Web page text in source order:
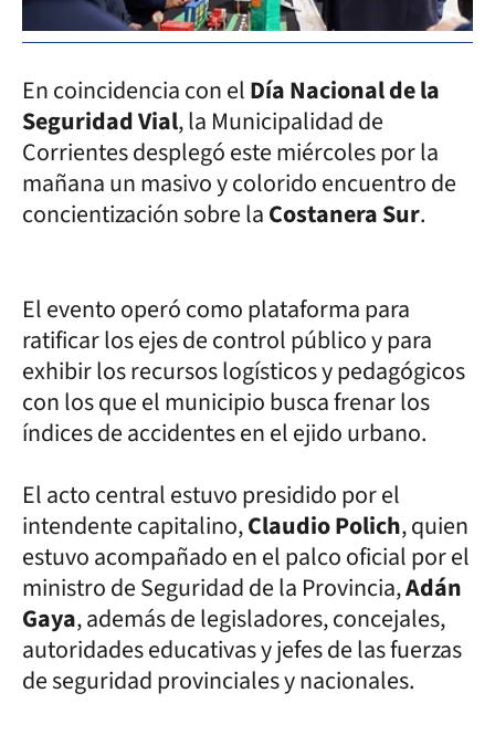
En coincidencia con elDía Nacional de la
Seguridad Vial, la Municipalidad de
Corrientes desplegó este miércoles por la
mañana un masivo y colorido encuentro de
concientización sobre laCostanera Sur.
El evento operó como plataforma para
ratificar los ejes de control público y para
exhibir los recursos logísticos y pedagógicos
con los que el municipio busca frenar los
índices de accidentes en el ejido urbano.
El acto central estuvo presidido por el
intendente capitalino,Claudio Polich, quien
estuvo acompañado en el palco oficial por el
ministro de Seguridad de la Provincia,Adán
Gaya, además de legisladores, concejales,
autoridades educativas y jefes de las fuerzas
de seguridad provinciales y nacionales.